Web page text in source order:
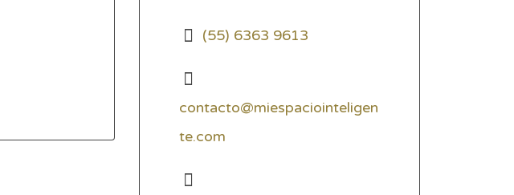
(55) 6363 9613
contacto@miespaciointeligen
te.com